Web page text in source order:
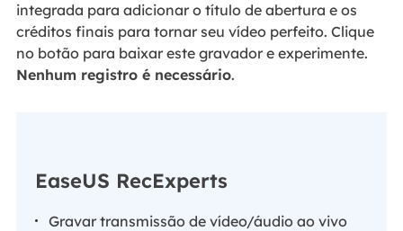
integrada para adicionar o título de abertura e os
créditos finais para tornar seu vídeo perfeito. Clique
no botão para baixar este gravador e experimente.
Nenhum registro é necessário.
EaseUS RecExperts
Gravar transmissão de vídeo/áudio ao vivo